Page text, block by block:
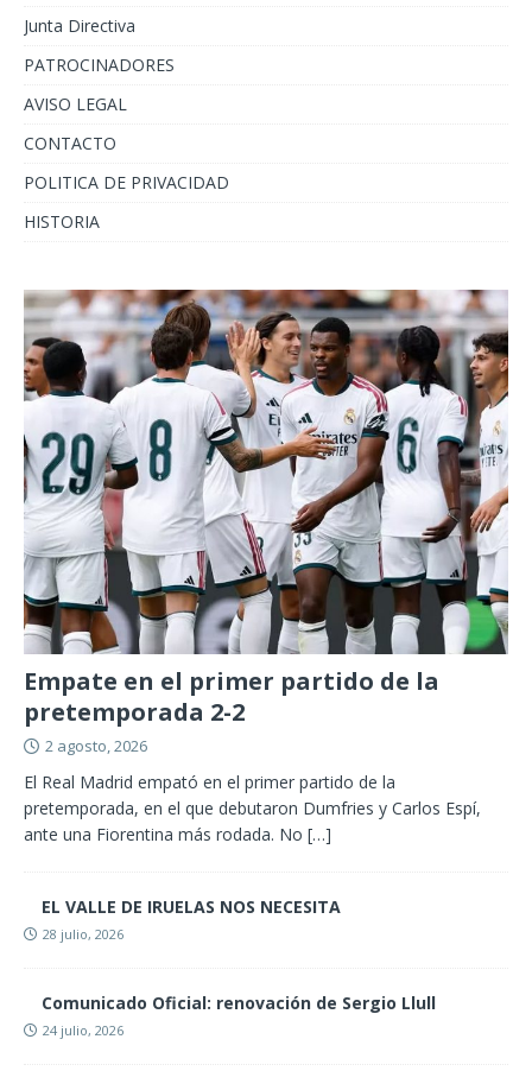
Junta Directiva
PATROCINADORES
AVISO LEGAL
CONTACTO
POLITICA DE PRIVACIDAD
HISTORIA
Empate en el primer partido de la
pretemporada 2-2
2 agosto, 2026
El Real Madrid empató en el primer partido de la
pretemporada, en el que debutaron Dumfries y Carlos Espí,
ante una Fiorentina más rodada. No […]
EL VALLE DE IRUELAS NOS NECESITA
28 julio, 2026
Comunicado Oficial: renovación de Sergio Llull
24 julio, 2026